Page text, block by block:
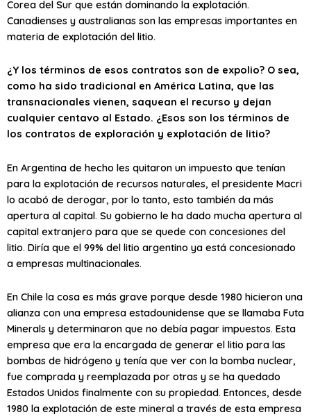
Corea del Sur que están dominando la explotación.
Canadienses y australianas son las empresas importantes en
materia de explotación del litio.
¿Y los términos de esos contratos son de expolio? O sea,
como ha sido tradicional en América Latina, que las
transnacionales vienen, saquean el recurso y dejan
cualquier centavo al Estado. ¿Esos son los términos de
los contratos de exploración y explotación de litio?
En Argentina de hecho les quitaron un impuesto que tenían
para la explotación de recursos naturales, el presidente Macri
lo acabó de derogar, por lo tanto, esto también da más
apertura al capital. Su gobierno le ha dado mucha apertura al
capital extranjero para que se quede con concesiones del
litio. Diría que el 99% del litio argentino ya está concesionado
a empresas multinacionales.
En Chile la cosa es más grave porque desde 1980 hicieron una
alianza con una empresa estadounidense que se llamaba Futa
Minerals y determinaron que no debía pagar impuestos. Esta
empresa que era la encargada de generar el litio para las
bombas de hidrógeno y tenía que ver con la bomba nuclear,
fue comprada y reemplazada por otras y se ha quedado
Estados Unidos finalmente con su propiedad. Entonces, desde
1980 la explotación de este mineral a través de esta empresa